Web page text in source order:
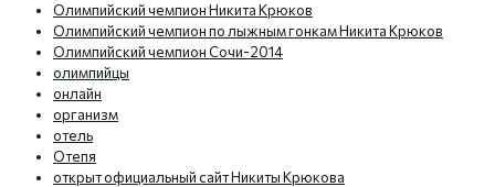
Олимпийский чемпион Никита Крюков
Олимпийский чемпион по лыжным гонкам Никита Крюков
Олимпийский чемпион Сочи-2014
олимпийцы
онлайн
организм
отель
Отепя
открыт официальный сайт Никиты Крюкова